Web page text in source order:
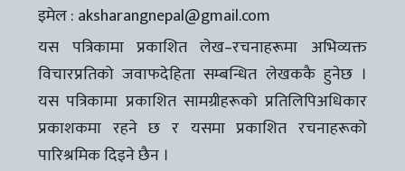
इमेल : aksharangnepal@gmail.com
यस पत्रिकामा प्रकाशित लेख–रचनाहरूमा अभिव्यक्त
विचारप्रतिको जवाफदेहिता सम्बन्धित लेखककै हुनेछ ।
यस पत्रिकामा प्रकाशित सामग्रीहरूको प्रतिलिपिअधिकार
प्रकाशकमा रहने छ र यसमा प्रकाशित रचनाहरूको
पारिश्रमिक दिइने छैन ।